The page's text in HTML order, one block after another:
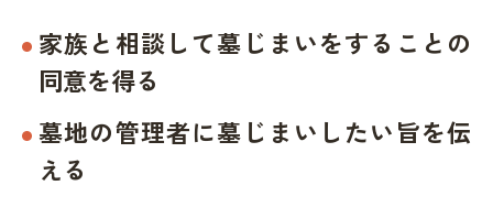
家族と相談して墓じまいをすることの
同意を得る
墓地の管理者に墓じまいしたい旨を伝
える